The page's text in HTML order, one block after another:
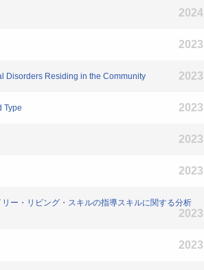
2024
2023
Disorders Residing in the Community 2023
Type 2023
2023
2023
ー・リビング・スキルの指導スキルに関する分析
2023
2023